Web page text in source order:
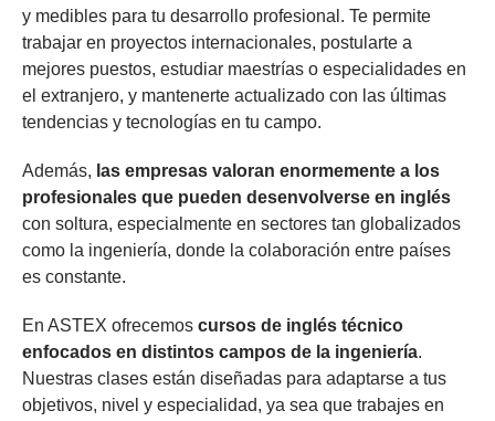
y medibles para tu desarrollo profesional. Te permite
trabajar en proyectos internacionales, postularte a
mejores puestos, estudiar maestrías o especialidades en
el extranjero, y mantenerte actualizado con las últimas
tendencias y tecnologías en tu campo.
Además, las empresas valoran enormemente a los
profesionales que pueden desenvolverse en inglés
con soltura, especialmente en sectores tan globalizados
como la ingeniería, donde la colaboración entre países
es constante.
En ASTEX ofrecemos cursos de inglés técnico
enfocados en distintos campos de la ingeniería.
Nuestras clases están diseñadas para adaptarse a tus
objetivos, nivel y especialidad, ya sea que trabajes en